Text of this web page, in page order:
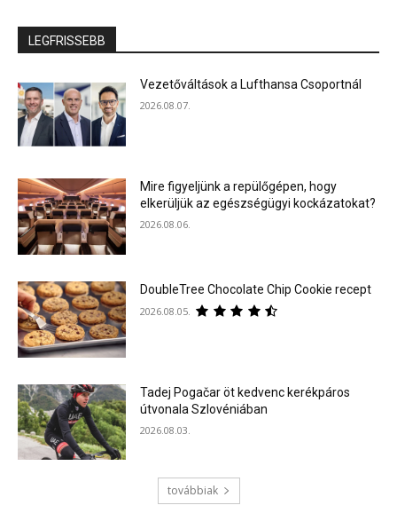
LEGFRISSEBB
Vezetőváltások a Lufthansa Csoportnál
2026.08.07.
Mire figyeljünk a repülőgépen, hogy
elkerüljük az egészségügyi kockázatokat?
2026.08.06.
DoubleTree Chocolate Chip Cookie recept
2026.08.05.
Tadej Pogačar öt kedvenc kerékpáros
útvonala Szlovéniában
2026.08.03.
továbbiak